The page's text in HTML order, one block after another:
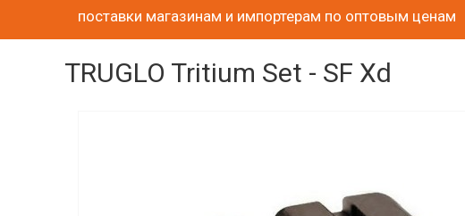
поставки магазинам и импортерам по оптовым ценам
TRUGLO Tritium Set - SF Xd